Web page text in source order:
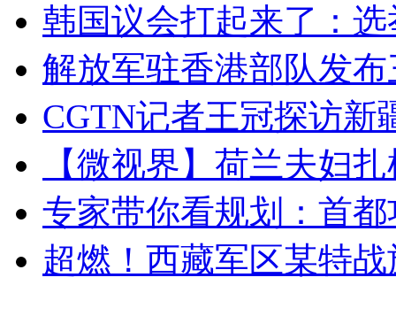
韩国议会打起来了：
解放军驻香港部队发
CGTN记者王冠探访新
【微视界】荷兰夫妇
专家带你看规划：首
超燃！西藏军区某特